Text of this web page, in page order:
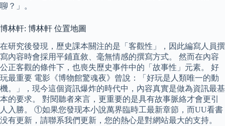
聊？」。
博林軒: 博林軒 位置地圖
在研究後發現，歷史課本關注的是「客觀性」，因此編寫人員撰
寫內容時會採用平鋪直敘、毫無情感的撰寫方式。 然而在內容
公正客觀的條件下，也喪失歷史事件中的「故事性」元素。 好
玩最重要 電影《博物館驚魂夜》曾說：「好玩是人類唯一的動
機。」，現今這個資訊爆炸的時代中，內容真實是做為資訊最基
本的要求。 對閱聽者來言，更重要的是具有故事脈絡才會更引
人入勝。 ①如果您發现本小說萬界臨時工最新章節，而UU看書
没有更新，請聯系我們更新，您的熱心是對網站最大的支持。